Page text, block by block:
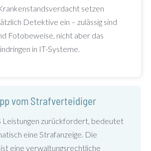
setzen
Detektive ein – zulässig sind
Fotobeweise, nicht aber das
in IT-Systeme.
vom Strafverteidiger
Leistungen zurückfordert, bedeutet
eine Strafanzeige. Die
eine verwaltungsrechtliche